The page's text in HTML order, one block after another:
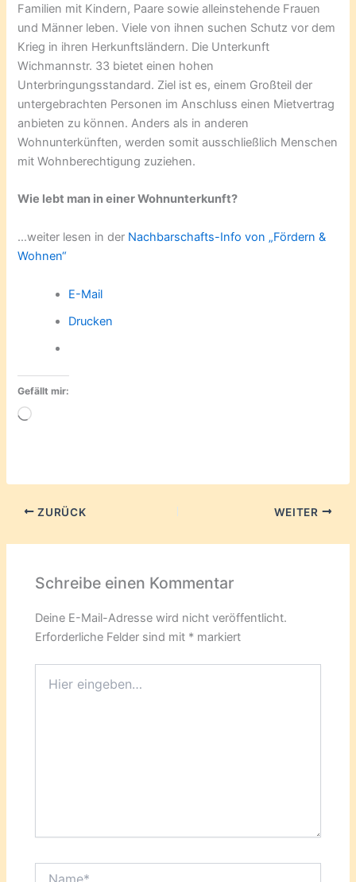
Familien mit Kindern, Paare sowie alleinstehende Frauen
und Männer leben. Viele von ihnen suchen Schutz vor dem
Krieg in ihren Herkunftsländern. Die Unterkunft
Wichmannstr. 33 bietet einen hohen
Unterbringungsstandard. Ziel ist es, einem Großteil der
untergebrachten Personen im Anschluss einen Mietvertrag
anbieten zu können. Anders als in anderen
Wohnunterkünften, werden somit ausschließlich Menschen
mit Wohnberechtigung zuziehen.
Wie lebt man in einer Wohnunterkunft?
…weiter lesen in der Nachbarschafts-Info von „Fördern &
Wohnen“
E-Mail
Drucken
Gefällt mir:
Wird
ZURÜCK WEITER
Schreibe einen Kommentar
Deine E-Mail-Adresse wird nicht veröffentlicht.
Erforderliche Felder sind mit * markiert
eingeben…